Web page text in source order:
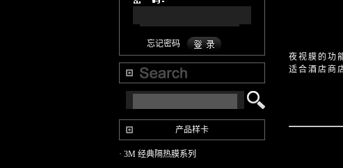
忘记密码
产品样卡
· 3M 经典隔热膜系列
夜视膜的功
适合酒店商